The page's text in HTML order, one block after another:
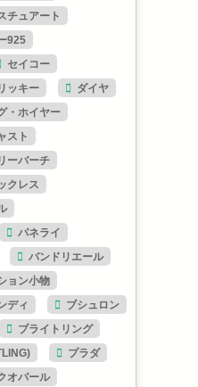
チュアート
925
セイコー
ッキー
ダイヤ
・ホイヤー
スト
ーバーチ
クレス
パネライ
バンドリエール
ョン小物
ディ
ブシュロン
ブライトリング
プラダ
オパール